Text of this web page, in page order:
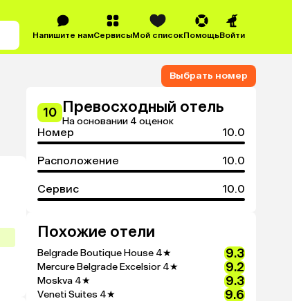
Напишите намСервисыМой списокПомощьВойти
Выбрать номер
10 Превосходный отель
На основании 4 оценок
Номер 10.0
Расположение 10.0
Сервис 10.0
Похожие отели
Belgrade Boutique House 4★ 9.3
Mercure Belgrade Excelsior 4★ 9.2
Moskva 4★ 9.3
Veneti Suites 4★ 9.6